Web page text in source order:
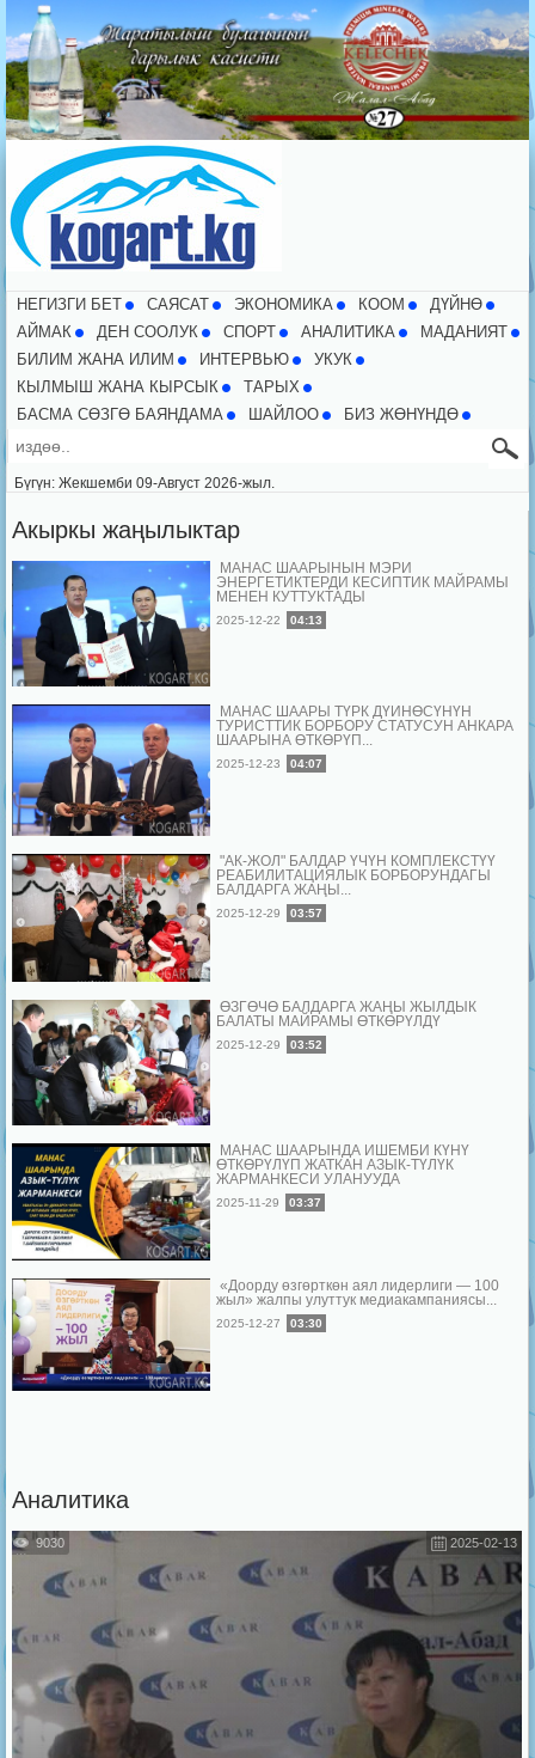
НЕГИЗГИ БЕТ CАЯСАТ ЭКОНОМИКА КООМ
ДҮЙНӨ
АЙМАК
ДЕН СООЛУК СПОРТ АНАЛИТИКА
МАДАНИЯТ
БИЛИМ ЖАНА ИЛИМ
ИНТЕРВЬЮ
УКУК
КЫЛМЫШ ЖАНА КЫРСЫК
ТАРЫХ
БАСМА СӨЗГӨ БАЯНДАМА
ШАЙЛОО БИЗ ЖӨНҮНДӨ
Бүгүн: Жекшемби 09-Август 2026-жыл.
Акыркы жаңылыктар
МАНАС ШААРЫНЫН МЭРИ
ЭНЕРГЕТИКТЕРДИ КЕСИПТИК МАЙРАМЫ
МЕНЕН КУТТУКТАДЫ
2025-12-22 04:13
МАНАС ШААРЫ ТҮРК ДҮЙНӨСҮНҮН
ТУРИСТТИК БОРБОРУ СТАТУСУН АНКАРА
ШААРЫНА ӨТКӨРҮП...
2025-12-23 04:07
"АК-ЖОЛ" БАЛДАР ҮЧҮН КОМПЛЕКСТҮҮ
РЕАБИЛИТАЦИЯЛЫК БОРБОРУНДАГЫ
БАЛДАРГА ЖАҢЫ...
2025-12-29 03:57
ӨЗГӨЧӨ БАЛДАРГА ЖАҢЫ ЖЫЛДЫК
БАЛАТЫ МАЙРАМЫ ӨТКӨРҮЛДҮ
2025-12-29 03:52
МАНАС ШААРЫНДА ИШЕМБИ КҮНҮ
ӨТКӨРҮЛҮП ЖАТКАН АЗЫК-ТҮЛҮК
ЖАРМАНКЕСИ УЛАНУУДА
2025-11-29 03:37
«Доорду өзгөрткөн аял лидерлиги — 100
жыл» жалпы улуттук медиакампаниясы...
2025-12-27 03:30
Аналитика
2025-02-13
9030